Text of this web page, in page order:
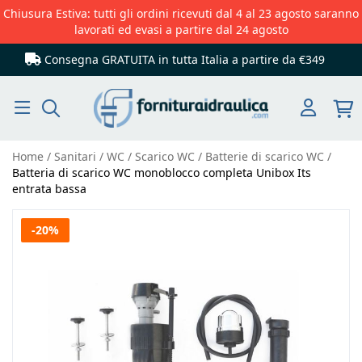
Chiusura Estiva: tutti gli ordini ricevuti dal 4 al 23 agosto saranno
lavorati ed evasi a partire dal 24 agosto
Consegna GRATUITA in tutta Italia a partire da €349
Home Sanitari WC Scarico WC
Batterie di scarico WC
Batteria di scarico WC monoblocco completa Unibox Its
entrata bassa
Vai
-20%